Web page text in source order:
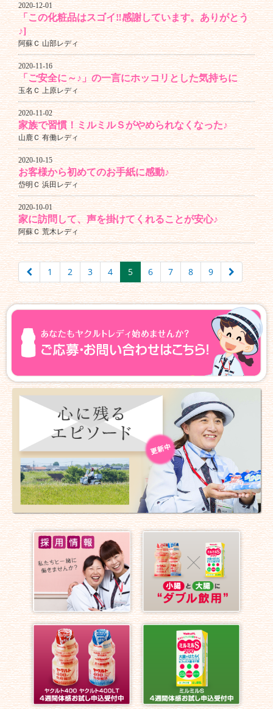
2020-12-01
「この化粧品はスゴイ‼感謝しています。ありがとう
♪]
阿蘇Ｃ 山部レディ
2020-11-16
「ご安全に～♪」の一言にホッコリとした気持ちに
玉名Ｃ 上原レディ
2020-11-02
家族で習慣！ミルミルＳがやめられなくなった♪
山鹿Ｃ 有働レディ
2020-10-15
お客様から初めてのお手紙に感動♪
岱明Ｃ 浜田レディ
2020-10-01
家に訪問して、声を掛けてくれることが安心♪
阿蘇Ｃ 荒木レディ
1 2 3 4 5 6 7 8 9